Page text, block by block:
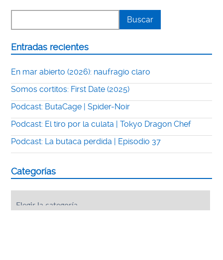
Entradas recientes
En mar abierto (2026): naufragio claro
Somos cortitos: First Date (2025)
Podcast: ButaCage | Spider-Noir
Podcast: El tiro por la culata | Tokyo Dragon Chef
Podcast: La butaca perdida | Episodio 37
Categorías